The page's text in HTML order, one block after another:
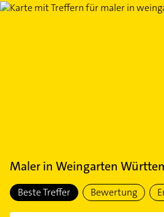
Malerin Weingarten
Beste Treffer Bewertung